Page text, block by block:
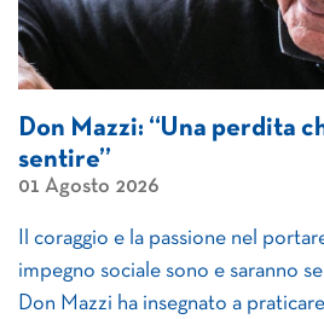
Don Mazzi: “Una perdita
sentire”
01 Agosto 2026
Il coraggio e la passione nel
impegno sociale sono e saranno
Don Mazzi ha insegnato a